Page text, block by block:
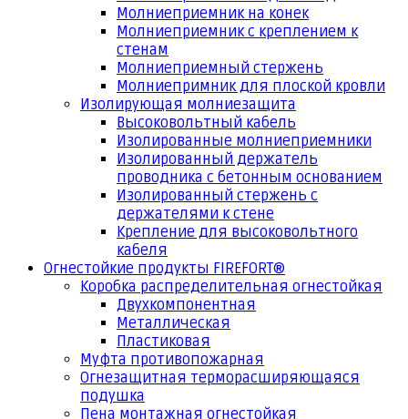
Молниеприемник на конек
Молниеприемник с креплением к
стенам
Молниеприемный стержень
Молниепримник для плоской кровли
Изолирующая молниезащита
Высоковольтный кабель
Изолированные молниеприемники
Изолированный держатель
проводника с бетонным основанием
Изолированный стержень с
держателями к стене
Крепление для высоковольтного
кабеля
Огнестойкие продукты FIREFORT®
Коробка распределительная огнестойкая
Двухкомпонентная
Металлическая
Пластиковая
Муфта противопожарная
Огнезащитная терморасширяющаяся
подушка
Пена монтажная огнестойкая